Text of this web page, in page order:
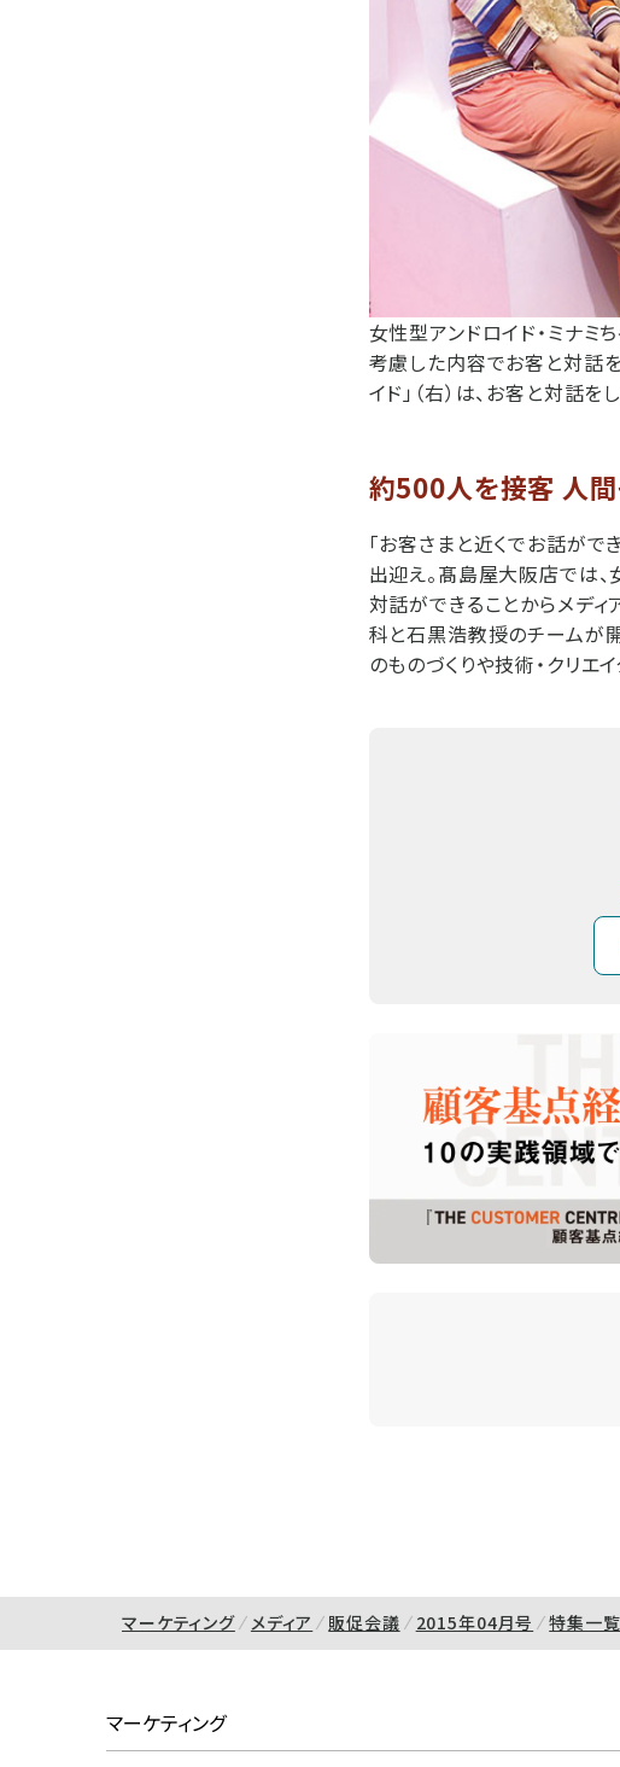
女性型アンドロイド・ミナミ
考慮した内容でお客と対話
イド」（右）は、お客と対話
約500人を接客 人間
「お客さまと近くでお話がで
出迎え。髙島屋大阪店では、
対話ができることからメデ
科と石黒浩教授のチームが開
のものづくりや技術・クリエ
マーケティング メディア 販促会議 2015年04月号 特集一覧
マーケティング